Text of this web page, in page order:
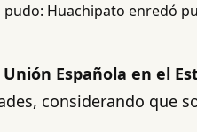
Española en el
considerando que